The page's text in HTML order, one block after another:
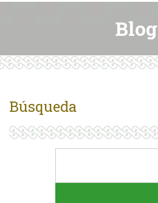
Blog
Búsqueda